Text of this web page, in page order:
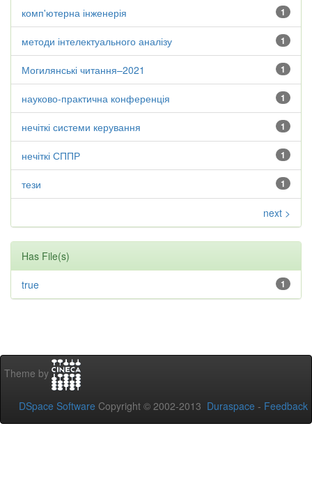
1
комп'ютерна інженерія
1
методи інтелектуального аналізу
1
Могилянські читання–2021
1
науково-практична конференція
1
нечіткі системи керування
1
нечіткі СППР
1
тези
next >
Has File(s)
1
true
Theme by
DSpace Software Copyright © 2002-2013 Duraspace - Feedback